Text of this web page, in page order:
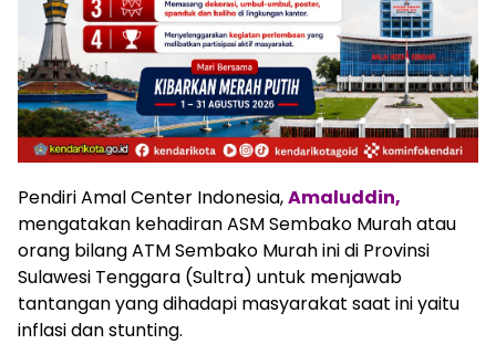
Pendiri Amal Center Indonesia,Amaluddin,
mengatakan kehadiran ASM Sembako Murah atau
orang bilang ATM Sembako Murah ini di Provinsi
Sulawesi Tenggara (Sultra) untuk menjawab
tantangan yang dihadapi masyarakat saat ini yaitu
inflasi dan stunting.